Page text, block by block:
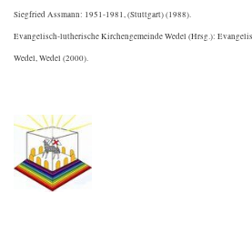
Siegfried Assmann: 1951-1981, (Stuttgart) (1988).
Evangelisch-lutherische Kirchengemeinde Wedel (Hrsg.):
Wedel, Wedel (2000).